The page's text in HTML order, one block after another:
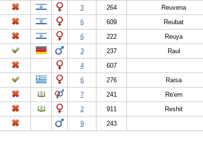
Reuvena
264
3
Reubat
609
6
Reuya
222
6
Raul
237
3
607
4
Raisa
276
6
Re'em
241
7
Reshit
911
2
243
9